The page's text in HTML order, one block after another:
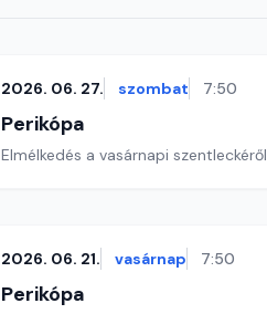
2026. 06. 27. szombat 7:50
Perikópa
Elmélkedés a vasárnapi szentleckéről
2026. 06. 21. vasárnap 7:50
Perikópa